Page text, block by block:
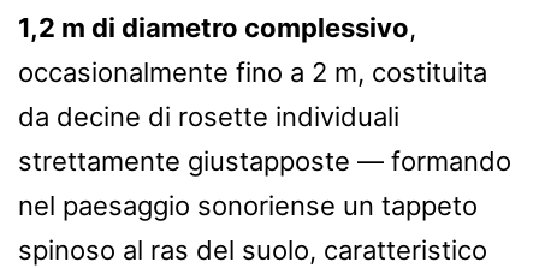
1,2 m di diametro complessivo,
occasionalmente fino a 2 m, costituita
da decine di rosette individuali
strettamente giustapposte — formando
nel paesaggio sonoriense un tappeto
spinoso al ras del suolo, caratteristico